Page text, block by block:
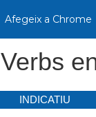
Afegeix a Chrome
Verbs
INDICATIU